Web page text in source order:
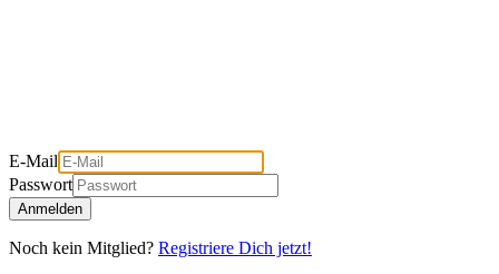
E-Mail
Passwort
Anmelden
Noch kein Mitglied? Registriere Dich jetzt!